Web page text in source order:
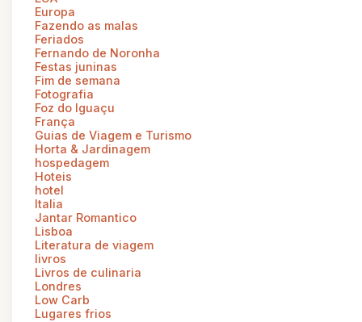
Europa
Fazendo as malas
Feriados
Fernando de Noronha
Festas juninas
Fim de semana
Fotografia
Foz do Iguaçu
França
Guias de Viagem e Turismo
Horta & Jardinagem
hospedagem
Hoteis
hotel
Italia
Jantar Romantico
Lisboa
Literatura de viagem
livros
Livros de culinaria
Londres
Low Carb
Lugares frios